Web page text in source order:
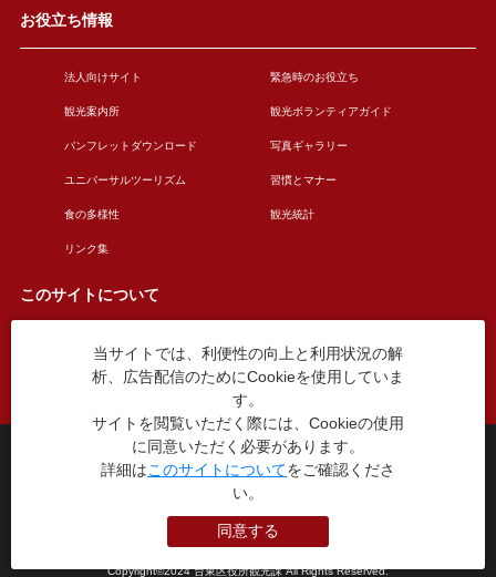
お役立ち情報
法人向けサイト 緊急時のお役立ち
観光案内所 観光ボランティアガイド
パンフレットダウンロード 写真ギャラリー
ユニバーサルツーリズム 習慣とマナー
食の多様性 観光統計
リンク集
このサイトについて
このサイトについて 広告掲載について
お問い合わせ
台東区役所観光課
〒110-8615 東京都台東区東上野4丁目5番6号
TEL：03-5246-1151
本WEBサイトに掲就されている全データについて無断転載・引用を禁じます。
Copyright©2024 台東区役所観光課 All Rights Reserved.
当サイトでは、利便性の向上と利用状況の解
析、広告配信のためにCookieを使用していま
す。
サイトを閲覧いただく際には、Cookieの使用
に同意いただく必要があります。
詳細はこのサイトについてをご確認くださ
い。
同意する